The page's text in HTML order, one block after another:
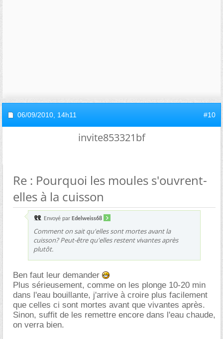
06/09/2010, 14h11 #10
invite853321bf
Re : Pourquoi les moules s'ouvrent-
elles à la cuisson
Envoyé par Edelweiss68
Comment on sait qu'elles sont mortes avant la
cuisson? Peut-être qu'elles restent vivantes après
plutôt.
Ben faut leur demander
Plus sérieusement, comme on les plonge 10-20 min
dans l'eau bouillante, j'arrive à croire plus facilement
que celles ci sont mortes avant que vivantes après.
Sinon, suffit de les remettre encore dans l'eau chaude,
on verra bien.